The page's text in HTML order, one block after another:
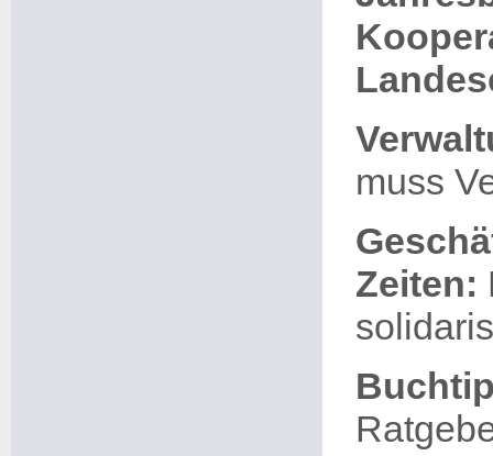
muss
Zeiten: